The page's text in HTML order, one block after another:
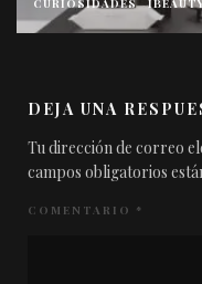
CURIOSIDADES
DEJA UNA
Tu dirección de correo
campos obligatorios
COMENTARIO *